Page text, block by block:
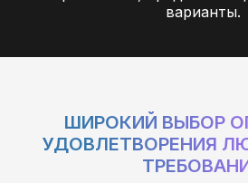
варианты.
ШИРОКИЙ ВЫБОР
УДОВЛЕТВОРЕНИЯ